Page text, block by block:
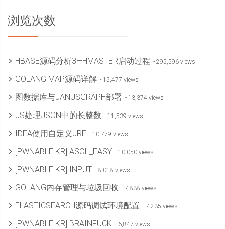
浏览次数
HBASE源码分析3—HMASTER启动过程 - 295,596 views
GOLANG MAP源码详解 - 15,477 views
图数据库与JANUSGRAPH部署 - 13,374 views
JS处理JSON中的长整数 - 11,539 views
IDEA使用自定义JRE - 10,779 views
[PWNABLE.KR] ASCII_EASY - 10,050 views
[PWNABLE.KR] INPUT - 8,018 views
GOLANG内存管理与垃圾回收 - 7,838 views
ELASTICSEARCH源码调试环境配置 - 7,235 views
[PWNABLE.KR] BRAINFUCK - 6,847 views